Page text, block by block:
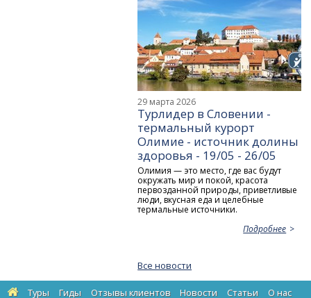
29 марта 2026
Турлидер в Словении -
термальный курорт
Олимие - источник долины
здоровья - 19/05 - 26/05
Олимия — это место, где вас будут
окружать мир и покой, красота
первозданной природы, приветливые
люди, вкусная еда и целебные
термальные источники.
Подробнее
Все новости
Туры Гиды Отзывы клиентов Новости Статьи
О нас